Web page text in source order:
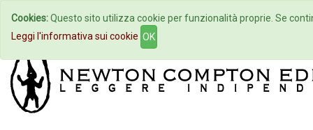
Home Autori Eventi
Cookies:Questo sito utilizza cookie per funzionalità proprie. Se
Leggi l'informativa sui cookie OK